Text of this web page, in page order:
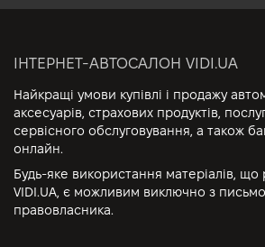
ІНТЕРНЕТ-АВТОСАЛОН VIDI.UA
Найкращі умови купівлі і продажу
аксесуарів, страхових продуктів,
сервісного обслуговування, а також
онлайн.
Будь-яке використання матеріалів, що
VIDI.UA, є можливим виключно з
правовласника.